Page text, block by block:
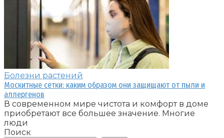
Болезни растений
Москитные сетки: каким образом они защищают от пыли и
аллергенов
В современном мире чистота и комфорт в доме
приобретают все большее значение. Многие
люди
Поиск